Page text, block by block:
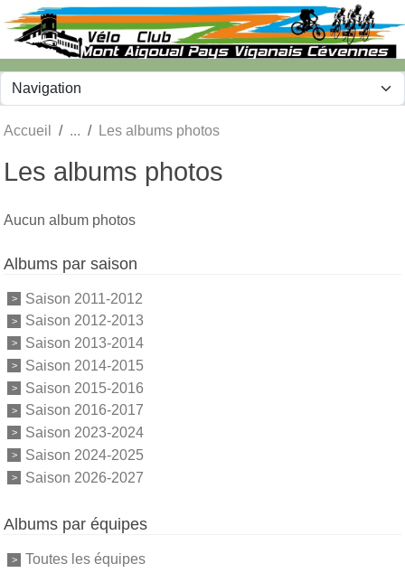
Accueil Les albums photos
Les albums photos
Aucun album photos
Albums par saison
Saison 2011-2012
Saison 2012-2013
Saison 2013-2014
Saison 2014-2015
Saison 2015-2016
Saison 2016-2017
Saison 2023-2024
Saison 2024-2025
Saison 2026-2027
Albums par équipes
Toutes les équipes
Panneau de gestion des cookies